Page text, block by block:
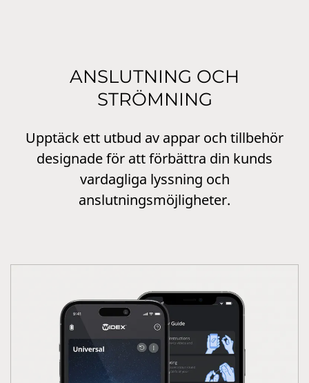
ANSLUTNING OCH
STRÖMNING
Upptäck ett utbud av appar och tillbehör
designade för att förbättra din kunds
vardagliga lyssning och
anslutningsmöjligheter.